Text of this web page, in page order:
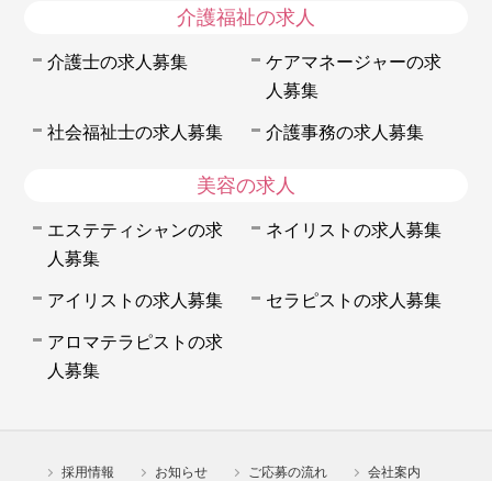
介護福祉の求人
介護士の求人募集
ケアマネージャーの求
人募集
社会福祉士の求人募集 介護事務の求人募集
美容の求人
エステティシャンの求
人募集
ネイリストの求人募集
アイリストの求人募集 セラピストの求人募集
アロマテラピストの求
人募集
採用情報 お知らせ ご応募の流れ 会社案内